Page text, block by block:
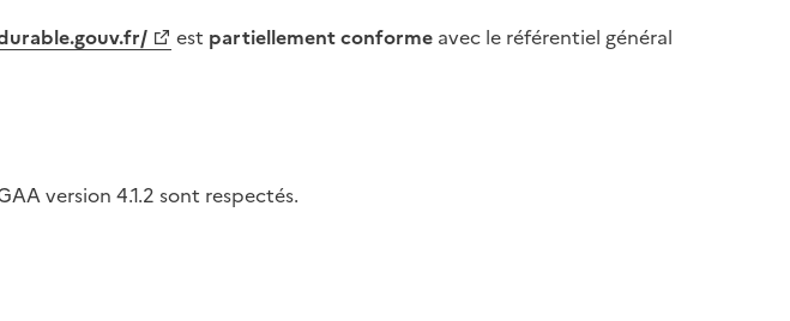
est partiellement conforme avec le référentiel général
version 4.1.2 sont respectés.